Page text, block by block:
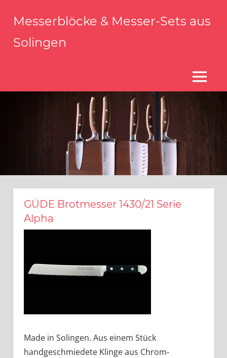
Inhalt
springen
Messerblöcke & Messer-Sets aus
Solingen
Qualität
MENÜ
GÜDE Brotmesser 1430/21 Serie
Alpha
Made in Solingen. Aus einem Stück
handgeschmiedete Klinge aus Chrom-